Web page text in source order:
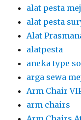
alat pesta
alat pesta
Alat
alatpesta
aneka type
arga sewa
Arm Chair
arm chairs